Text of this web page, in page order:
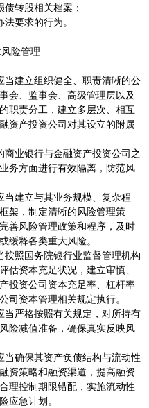
债转股相关档案；
法要求的行为。
险管理
当建立组织健全、职责清晰的公
会、监事会、高级管理层以及
职责分工，建立多层次、相互
资产投资公司对其设立的附属
业银行与金融资产投资公司之
务方面进行有效隔离，防范风
建立与其业务规模、复杂程
架，制定清晰的风险管理策
善风险管理政策和程序，及时
缓释各类重大风险。
照国务院银行业监督管理机构
估资本充足状况，建立审慎、
投资公司资本充足率、杠杆率
司资本管理相关规定执行。
当严格按照有关规定，对所持有
险减值准备，确保真实反映风
确保其资产负债结构与流动性
资策略和融资渠道，提高融资
理控制期限错配，实施流动性
应急计划。